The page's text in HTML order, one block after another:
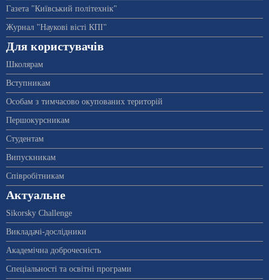
Газета "Київський політехнік"
Журнал "Наукові вісті КПІ"
Для користувачів
Школярам
Вступникам
Особам з тимчасово окупованих територій
Першокурсникам
Студентам
Випускникам
Співробітникам
Актуальне
Sikorsky Challenge
Викладачі-дослідники
Академічна доброчесність
Спеціальності та освітні програми